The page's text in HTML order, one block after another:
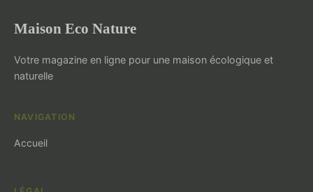
Maison Eco Nature
Votre magazine en ligne pour une maison écologique et
naturelle
NAVIGATION
Accueil